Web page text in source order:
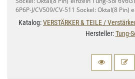
6P6P-​J/CV509/​CV-​511 Sockel: Oktal(8 Pin)
Katalog:VERSTÄRKER & TEILE /
Hersteller:Tung-